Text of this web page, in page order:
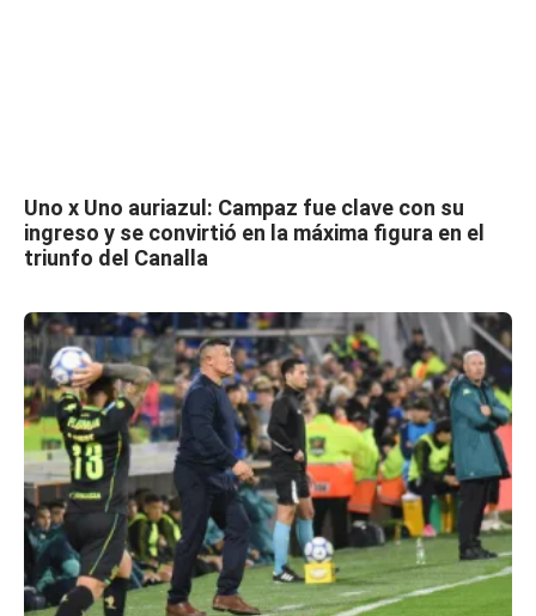
Uno x Uno auriazul: Campaz fue clave con su
ingreso y se convirtió en la máxima figura en el
triunfo del Canalla